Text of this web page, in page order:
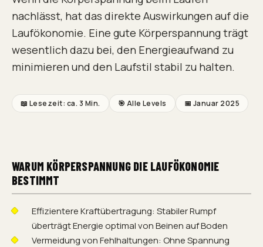
nachlässt, hat das direkte Auswirkungen auf die
Laufökonomie. Eine gute Körperspannung trägt
wesentlich dazu bei, den Energieaufwand zu
minimieren und den Laufstil stabil zu halten.
📖 Lesezeit: ca. 3 Min. 🎯 Alle Levels 📅 Januar 2025
WARUM KÖRPERSPANNUNG DIE LAUFÖKONOMIE
BESTIMMT
Effizientere Kraftübertragung: Stabiler Rumpf
überträgt Energie optimal von Beinen auf Boden
Vermeidung von Fehlhaltungen: Ohne Spannung